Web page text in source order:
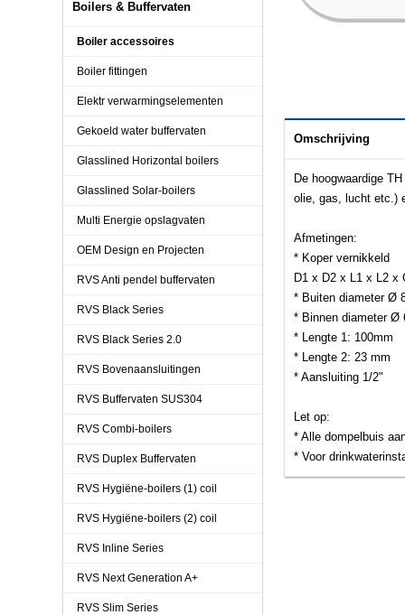
Boilers & Buffervaten
Boiler accessoires
Boiler fittingen
Elektr verwarmingselementen
Gekoeld water buffervaten
Glasslined Horizontal boilers
Glasslined Solar-boilers
Multi Energie opslagvaten
OEM Design en Projecten
RVS Anti pendel buffervaten
RVS Black Series
RVS Black Series 2.0
RVS Bovenaansluitingen
RVS Buffervaten SUS304
RVS Combi-boilers
RVS Duplex Buffervaten
RVS Hygiëne-boilers (1) coil
RVS Hygiëne-boilers (2) coil
RVS Inline Series
RVS Next Generation A+
RVS Slim Series
Omschrijving
De hoogwaardige
olie, gas, lucht etc.)
Afmetingen:
* Koper vernikkeld
D1 x D2 x L1 x L2 x
* Buiten diameter Ø
* Binnen diameter Ø
* Lengte 1: 100mm
* Lengte 2: 23 mm
* Aansluiting 1/2"
Let op:
* Alle dompelbuis
* Voor